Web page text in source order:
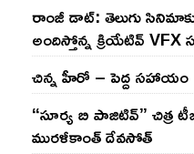
రాంజీ డాట్: తెలుగు
అందిస్తోన్న క్రియేటివ్ VFX
చిన్న హీరో – పెద్ద సహాయం
“సూర్య బి పాజిటివ్” చిత్ర
మురళీకాంత్ దేవసోత్